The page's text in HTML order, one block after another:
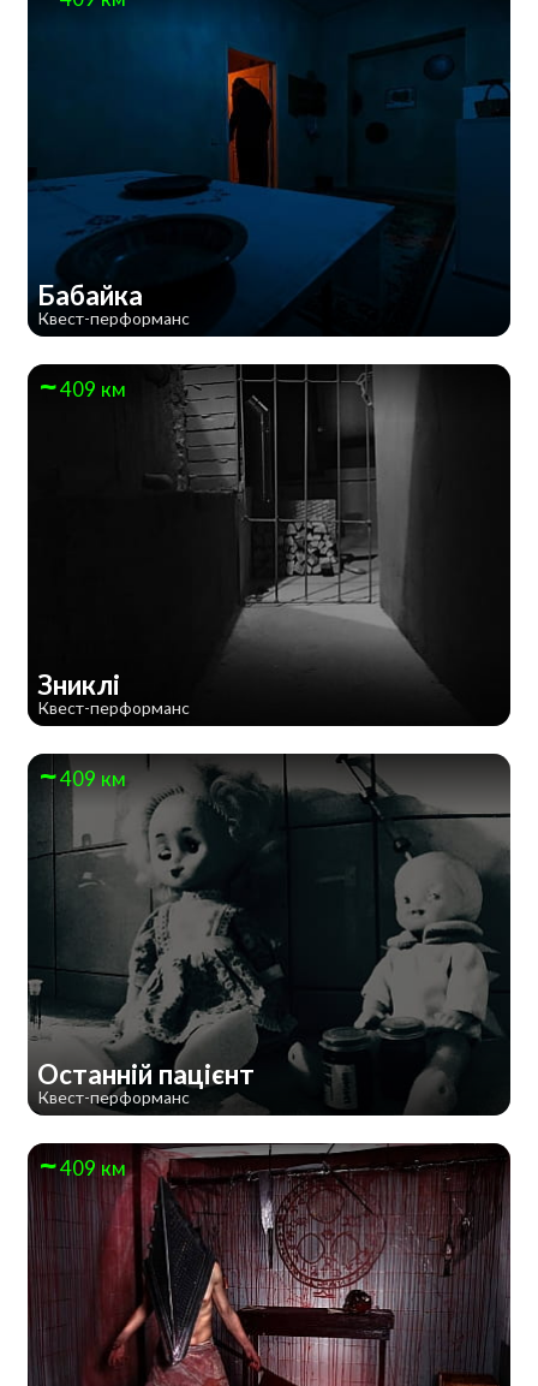
Бабайка
Квест-перформанс
409 км
Зниклі
Квест-перформанс
409 км
Останній пацієнт
Квест-перформанс
409 км